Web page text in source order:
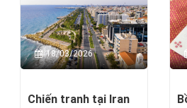
18/03/2026
Chiến tranh tại Iran